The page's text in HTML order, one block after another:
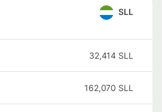
SLL
32,414 SLL
162,070 SLL